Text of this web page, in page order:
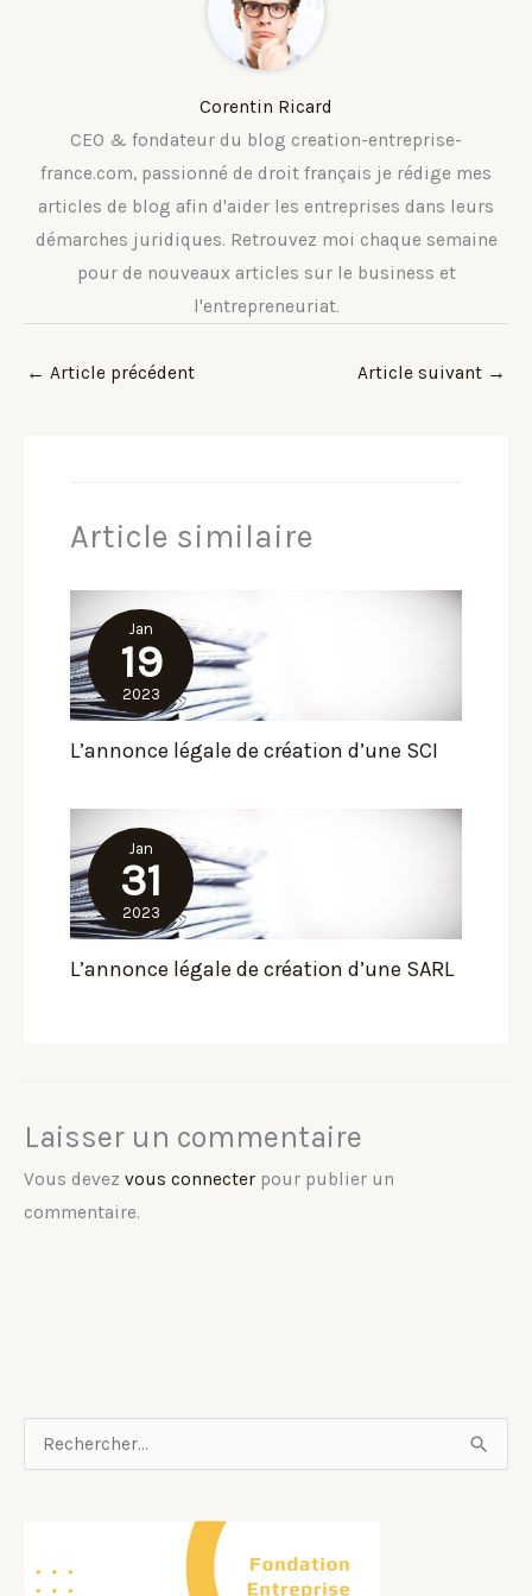
Corentin Ricard
CEO & fondateur du blog creation-entreprise-
france.com, passionné de droit français je rédige mes
articles de blog afin d'aider les entreprises dans leurs
démarches juridiques. Retrouvez moi chaque semaine
pour de nouveaux articles sur le business et
l'entrepreneuriat.
← Article précédent Article suivant →
Article similaire
Jan
19
2023
L’annonce légale de création d’une SCI
Jan
31
2023
L’annonce légale de création d’une SARL
Laisser un commentaire
Vous devez vous connecter pour publier un
commentaire.
e